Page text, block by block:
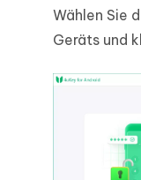
Wählen Sie
Geräts und